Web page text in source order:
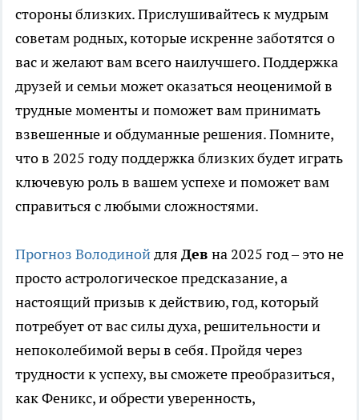
стороны близких. Прислушивайтесь к мудрым
советам родных, которые искренне заботятся о
вас и желают вам всего наилучшего. Поддержка
друзей и семьи может оказаться неоценимой в
трудные моменты и поможет вам принимать
взвешенные и обдуманные решения. Помните,
что в 2025 году поддержка близких будет играть
ключевую роль в вашем успехе и поможет вам
справиться с любыми сложностями.
Прогноз Володинойдля Дев на 2025 год – это не
просто астрологическое предсказание, а
настоящий призыв к действию, год, который
потребует от вас силы духа, решительности и
непоколебимой веры в себя. Пройдя через
трудности к успеху, вы сможете преобразиться,
как Феникс, и обрести уверенность,